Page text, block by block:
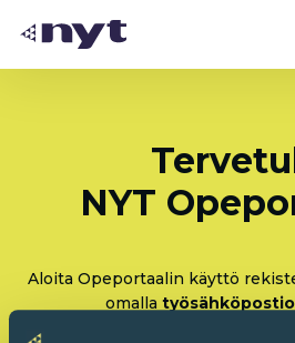
NYT
Aloita Opeportaalin käyttö
omalla